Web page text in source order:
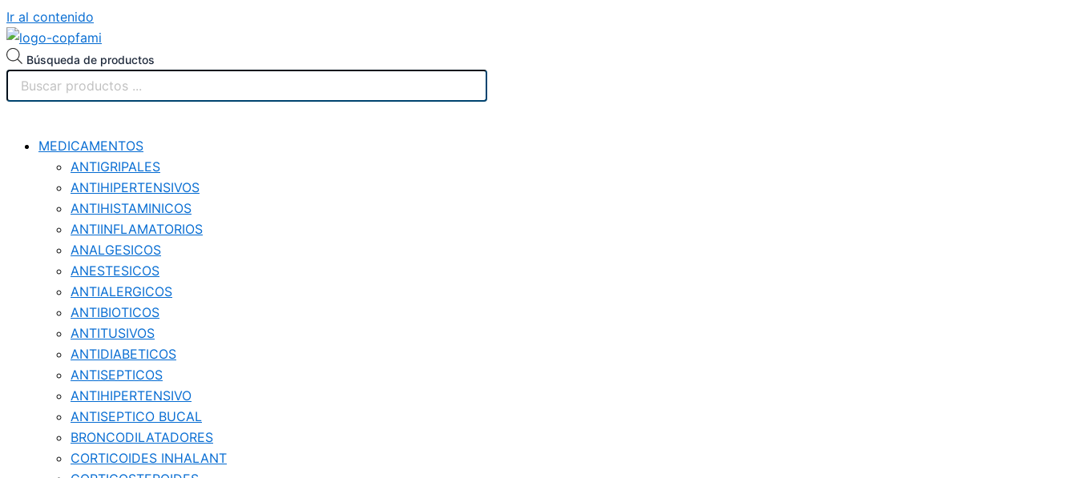
Ir al contenido
Búsqueda de productos
MEDICAMENTOS
ANTIGRIPALES
ANTIHIPERTENSIVOS
ANTIHISTAMINICOS
ANTIINFLAMATORIOS
ANALGESICOS
ANESTESICOS
ANTIALERGICOS
ANTIBIOTICOS
ANTITUSIVOS
ANTIDIABETICOS
ANTISEPTICOS
ANTIHIPERTENSIVO
ANTISEPTICO BUCAL
BRONCODILATADORES
CORTICOIDES INHALANT